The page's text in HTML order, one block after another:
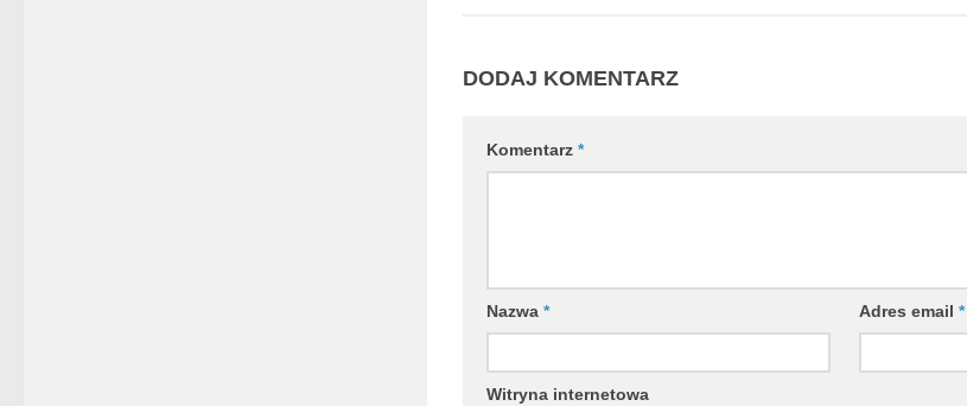
DODAJ KOMENTARZ
Komentarz *
Nazwa * Adres email*
Witryna internetowa